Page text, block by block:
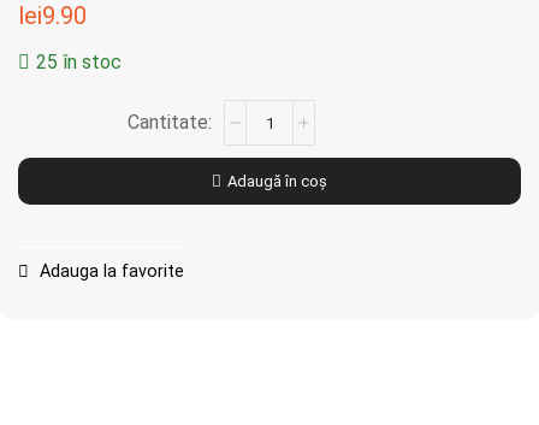
lei9.90
25 în stoc
Adaugă în coș
Adauga la favorite